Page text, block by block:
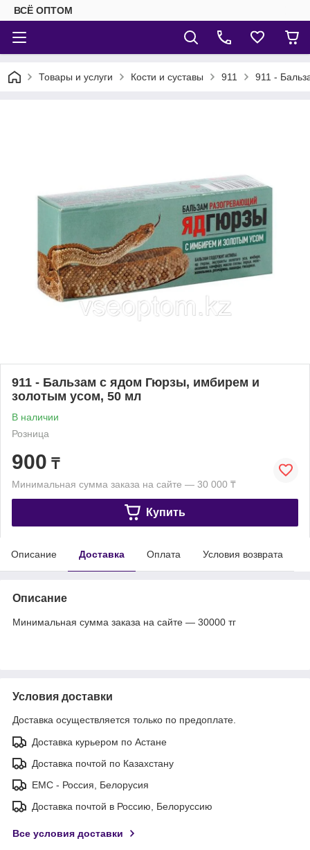
ВСЁ ОПТОМ
Товары и услуги Кости и суставы 911 911 -
911 - Бальзам с ядом Гюрзы, имбирем и
золотым усом, 50 мл
В наличии
Розница
900 ₸
Минимальная сумма заказа на сайте — 30 000 ₸
Купить
Описание Доставка Оплата Условия возврата
Описание
Минимальная сумма заказа на сайте — 30000 тг
Условия доставки
Доставка осуществляется только по предоплате.
Доставка курьером по Астане
Доставка почтой по Казахстану
ЕМС - Россия, Белорусия
Доставка почтой в Россию, Белоруссию
Все условия доставки